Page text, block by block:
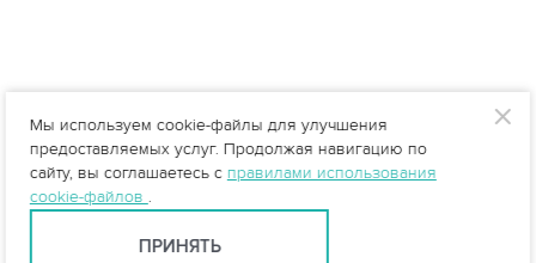
Мы используем cookie-файлы для улучшения
предоставляемых услуг. Продолжая навигацию по
сайту, вы соглашаетесь с правилами использования
cookie-файлов .
ПРИНЯТЬ